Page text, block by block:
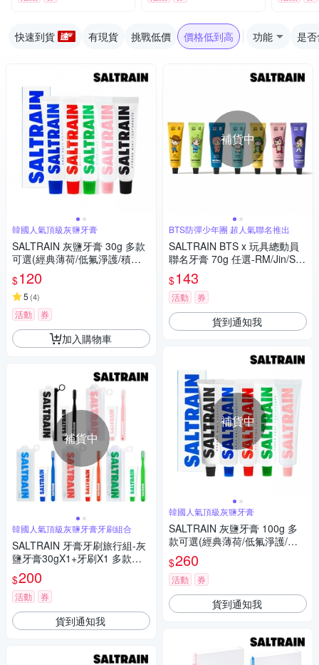
快速到貨 有現貨 挑戰低價 價格低到高 功能 是
韓國人氣頂級灰鹽牙膏
SALTRAIN 灰鹽牙膏 30g 多款
可選(經典薄荷/低氟淨護/積雪
草修護/清恬香檸/強效薄荷)
$120
5 (4)
活動 券
加入購物車
補貨中
韓國人氣頂級灰鹽牙膏牙刷組合
SALTRAIN 牙膏牙刷旅行組-灰
鹽牙膏30gX1+牙刷X1 多款可
選 (經典薄荷/低氟淨護/積雪草
修護/清恬香檸/強效薄荷)
$200
活動 券
貨到通知我
補貨中
BTS防彈少年團 超人氣聯名推出
SALTRAIN BTS x 玩具總動員
聯名牙膏 70g 任選-RM/Jin/SU
GA/j-hop/Jimin/V/Jung Kook
$143
活動 券
貨到通知我
補貨中
韓國人氣頂級灰鹽牙膏
SALTRAIN 灰鹽牙膏 100g 多
款可選(經典薄荷/低氟淨護/積
雪草修護/清恬香檸/強效薄荷)
$260
活動 券
貨到通知我